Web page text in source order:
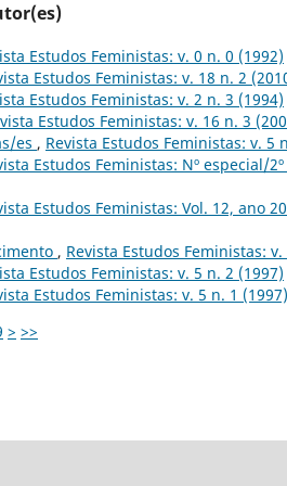
Estudos Feministas: v. 0 n. 0 (1992)
Estudos Feministas: v. 18 n. 2
Estudos Feministas: v. 2 n. 3 (1994)
Estudos Feministas: v. 16 n. 3
es , Revista Estudos Feministas: v. 5
Estudos Feministas: Nº especial/
Estudos Feministas: Vol. 12, ano
, Revista Estudos Feministas:
Estudos Feministas: v. 5 n. 2 (1997)
Estudos Feministas: v. 5 n. 1 (1997)
> >>